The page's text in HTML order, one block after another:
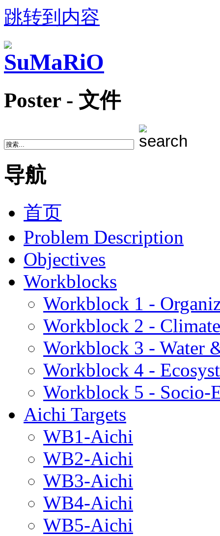
跳转到内容
Poster - 文件
导航
首页
Problem Description
Objectives
Workblocks
Workblock 1 -
Workblock 2 - Climate
Workblock 3 - Water
Workblock 4 -
Workblock 5 - Socio-
Aichi Targets
WB1-Aichi
WB2-Aichi
WB3-Aichi
WB4-Aichi
WB5-Aichi